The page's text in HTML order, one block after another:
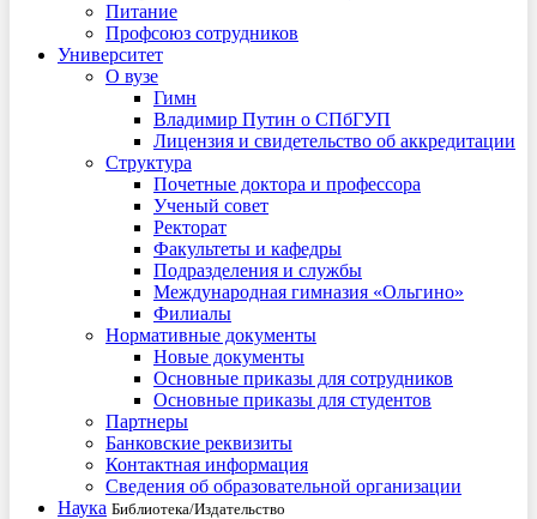
Питание
Профсоюз сотрудников
Университет
О вузе
Гимн
Владимир Путин о СПбГУП
Лицензия и свидетельство об аккредитации
Структура
Почетные доктора и профессора
Ученый совет
Ректорат
Факультеты и кафедры
Подразделения и службы
Международная гимназия «Ольгино»
Филиалы
Нормативные документы
Новые документы
Основные приказы для сотрудников
Основные приказы для студентов
Партнеры
Банковские реквизиты
Контактная информация
Сведения об образовательной организации
Наука Библиотека/Издательство